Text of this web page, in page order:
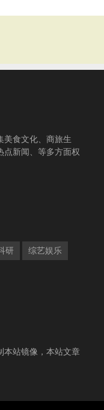
美食文化、商旅生
点新闻、等多方面权
研 综艺娱乐
本站镜像，本站文章